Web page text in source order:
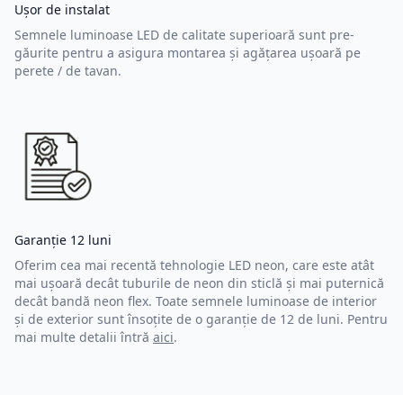
Ușor de instalat
Semnele luminoase LED de calitate superioară sunt pre-
găurite pentru a asigura montarea și agățarea ușoară pe
perete / de tavan.
Garanție 12 luni
Oferim cea mai recentă tehnologie LED neon, care este atât
mai ușoară decât tuburile de neon din sticlă și mai puternică
decât bandă neon flex. Toate semnele luminoase de interior
și de exterior sunt însoțite de o garanție de 12 de luni. Pentru
mai multe detalii întră aici.